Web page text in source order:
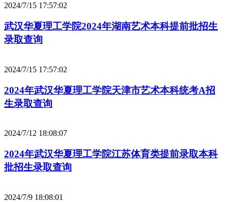
2024/7/15 17:57:02
武汉华夏理工学院2024年湖南艺术本科提前批招生
录取查询
2024/7/15 17:57:02
2024年武汉华夏理工学院天津市艺术本科统考A招
生录取查询
2024/7/12 18:08:07
2024年武汉华夏理工学院江苏体育类提前录取本科
批招生录取查询
2024/7/9 18:08:01